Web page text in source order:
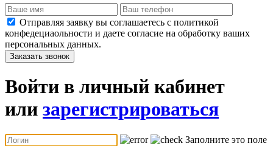
Отправляя заявку вы соглашаетесь с политикой
конфедециаольности и даете согласие на обработку ваших
персональных данных.
Заказать звонок
Войти в личный кабинет
или зарегистрироваться
Заполните это поле